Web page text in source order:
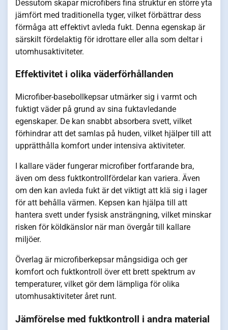
Dessutom skapar microfibers fina struktur en större yta
jämfört med traditionella tyger, vilket förbättrar dess
förmåga att effektivt avleda fukt. Denna egenskap är
särskilt fördelaktig för idrottare eller alla som deltar i
utomhusaktiviteter.
Effektivitet i olika väderförhållanden
Microfiber-basebollkepsar utmärker sig i varmt och
fuktigt väder på grund av sina fuktavledande
egenskaper. De kan snabbt absorbera svett, vilket
förhindrar att det samlas på huden, vilket hjälper till att
upprätthålla komfort under intensiva aktiviteter.
I kallare väder fungerar microfiber fortfarande bra,
även om dess fuktkontrollfördelar kan variera. Även
om den kan avleda fukt är det viktigt att klä sig i lager
för att behålla värmen. Kepsen kan hjälpa till att
hantera svett under fysisk ansträngning, vilket minskar
risken för köldkänslor när man övergår till kallare
miljöer.
Överlag är microfiberkepsar mångsidiga och ger
komfort och fuktkontroll över ett brett spektrum av
temperaturer, vilket gör dem lämpliga för olika
utomhusaktiviteter året runt.
Jämförelse med fuktkontroll i andra material